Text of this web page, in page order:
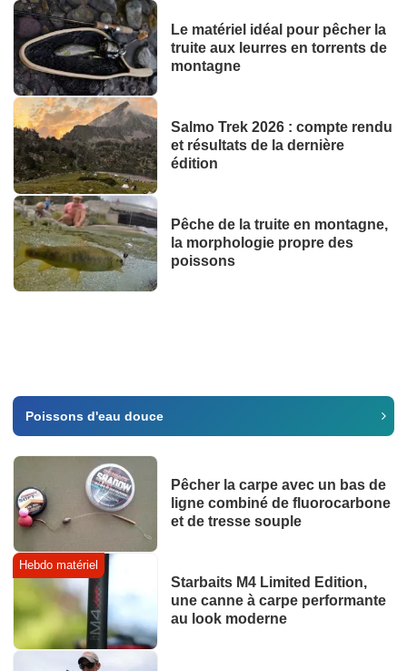
Le matériel idéal pour pêcher la
truite aux leurres en torrents de
montagne
Salmo Trek 2026 : compte rendu
et résultats de la dernière
édition
Pêche de la truite en montagne,
la morphologie propre des
poissons
Poissons d'eau douce
Pêcher la carpe avec un bas de
ligne combiné de fluorocarbone
et de tresse souple
Hebdo matériel
Starbaits M4 Limited Edition,
une canne à carpe performante
au look moderne